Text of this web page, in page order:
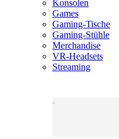
Konsolen
Games
Gaming-Tische
Gaming-Stühle
Merchandise
VR-Headsets
Streaming